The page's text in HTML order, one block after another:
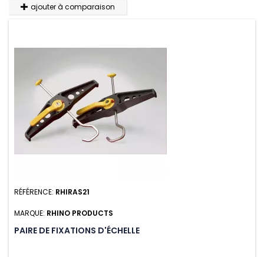
ajouter à comparaison
RÉFÉRENCE: RHIRAS21
MARQUE: RHINO PRODUCTS
PAIRE DE FIXATIONS D'ÉCHELLE